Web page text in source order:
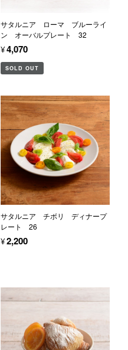
サタルニア ローマ ブルーライ
ン オーバルプレート 32
¥4,070
SOLD OUT
サタルニア チボリ ディナープ
レート 26
¥2,200